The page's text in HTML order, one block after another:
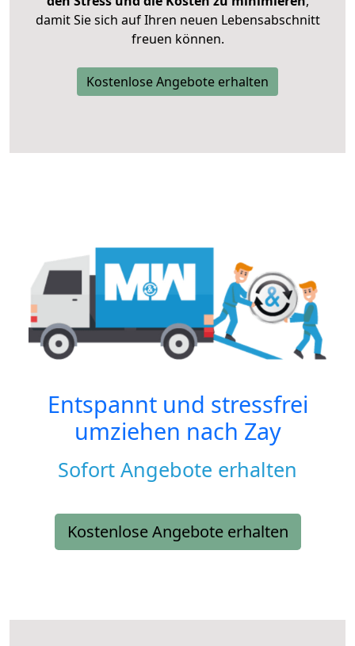
damit Sie sich auf Ihren neuen Lebensabschnitt
freuen können.
Kostenlose Angebote erhalten
Entspannt und stressfrei
umziehen nach Zay
Sofort Angebote erhalten
Kostenlose Angebote erhalten